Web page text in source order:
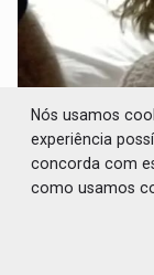
mistura
Nós usamos
experiência
concorda com
como usamos